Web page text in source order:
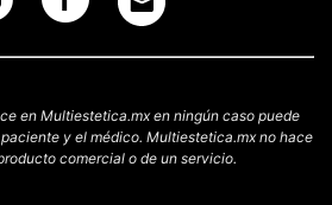
en Multiestetica.mx en ningún caso puede
y el médico. Multiestetica.mx no hace
comercial o de un servicio.